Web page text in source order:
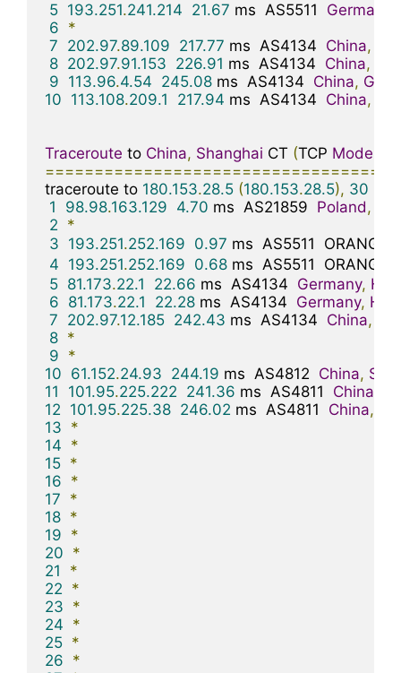
5 193.251.241.214 21.67 ms  AS5511 Germany
6 *
7 202.97.89.109 217.77 ms  AS4134 China,
8 202.97.91.153 226.91 ms  AS4134 China,
9 113.96.4.54 245.08 ms  AS4134 China,
10 113.108.209.1 217.94 ms  AS4134 China,
Traceroute to China, Shanghai CT (TCP Mode
traceroute to 180.153.28.5 (180.153.28.5), 30
1
98.98.163.129 4.70 ms  AS21859 Poland,
2 *
3 193.251.252.169 0.97 ms  AS5511  ORANGE
4 193.251.252.169 0.68 ms  AS5511  ORANGE
5 81.173.22.1 22.66 ms  AS4134 Germany,
6 81.173.22.1 22.28 ms  AS4134 Germany,
7 202.97.12.185 242.43 ms  AS4134 China,
8 *
9 *
10 61.152.24.93 244.19 ms  AS4812 China,
11
101.95.225.222 241.36 ms  AS4811 China
12 101.95.225.38 246.02 ms  AS4811 China,
13 *
14 *
15 *
16 *
17 *
18 *
19 *
20 *
21
*
22 *
23 *
24 *
25 *
26 *